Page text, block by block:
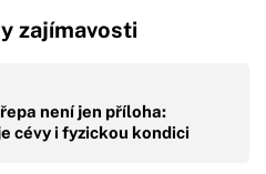
zajímavosti
není jen příloha:
cévy i fyzickou kondici